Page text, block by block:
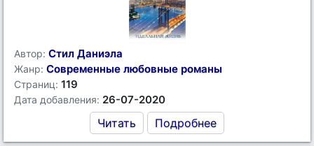
Автор: Стил Даниэла
Жанр: Современные любовные романы
Страниц: 119
Дата добавления: 26-07-2020
Читать Подробнее